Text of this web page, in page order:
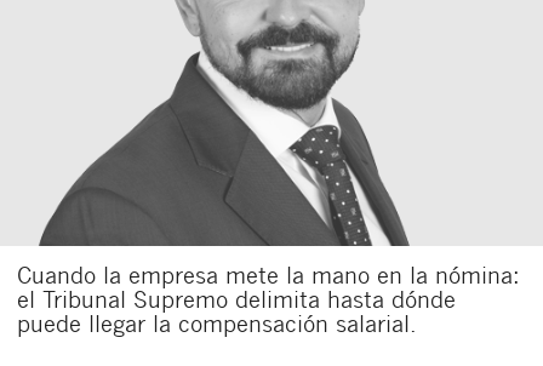
Cuando la empresa mete la mano en la nómina:
el Tribunal Supremo delimita hasta dónde
puede llegar la compensación salarial.